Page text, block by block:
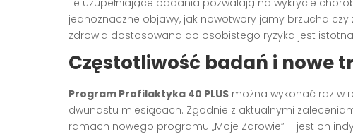
jednoznaczne objawy, jak nowotwory jamy brzucha
zdrowia dostosowana do osobistego ryzyka jest
Częstotliwość badań i nowe
Program Profilaktyka 40 PLUS można wykonać raz w
dwunastu miesiącach. Zgodnie z aktualnymi
ramach nowego programu „Moje Zdrowie” – jest on